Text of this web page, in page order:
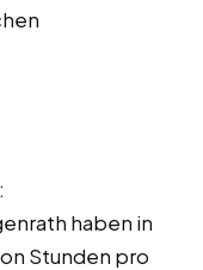
:
haben in
Stunden pro